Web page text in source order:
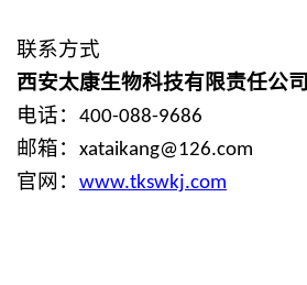
联系方式
西安太康生物科技有限责任公司
电话： 400-088-9686
邮箱： xataikang@126.com
官网： www.tkswkj.com